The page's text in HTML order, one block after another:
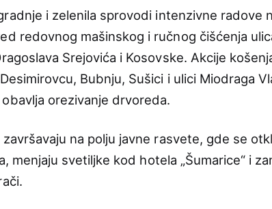
i zelenila sprovodi intenzivne radove
redovnog mašinskog i ručnog čišćenja
Srejovića i Kosovske. Akcije
Bubnju, Sušici i ulici Miodraga
orezivanje drvoreda.
na polju javne rasvete, gde se
menjaju svetiljke kod hotela „Šumarice“ i